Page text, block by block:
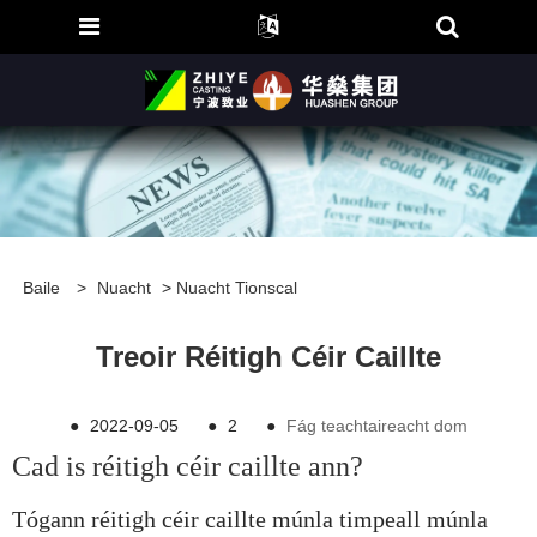
Baile > Nuacht > Nuacht Tionscal
Treoir Réitigh Céir Caillte
● 2022-09-05 ● 2 ● Fág teachtaireacht dom
Cad is réitigh céir caillte ann?
Tógann réitigh céir caillte múnla timpeall múnla